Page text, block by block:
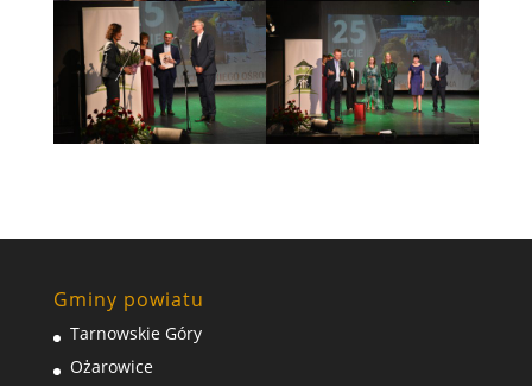
Gminy powiatu
Tarnowskie Góry
Ożarowice